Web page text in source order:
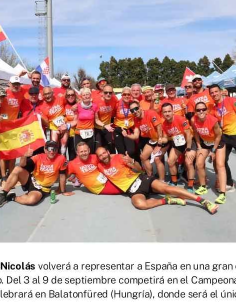
volverá a representar a España en una
3 al 9 de septiembre competirá en el
en Balatonfüred (Hungría), donde será el